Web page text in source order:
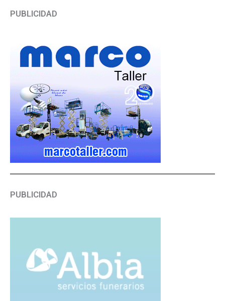
PUBLICIDAD
PUBLICIDAD